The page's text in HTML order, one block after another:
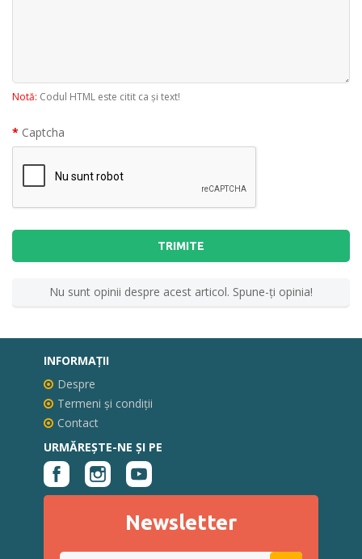
Notă: Codul HTML este citit ca şi text!
Captcha
TRIMITE
Nu sunt opinii despre acest articol. Spune-ţi opinia!
INFORMAŢII
Despre
Termeni și condiții
Contact
URMĂREȘTE-NE ȘI PE
Newsletter